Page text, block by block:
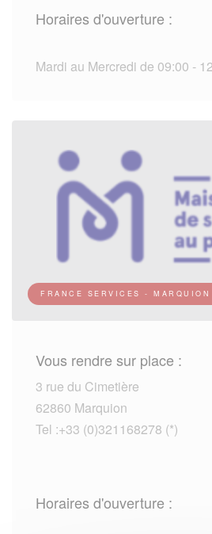
Horaires d'ouverture :
Mardi au Mercredi de 09:00 -
FRANCE SERVICES - MARQUION
Vous rendre sur place :
3 rue du Cimetière
62860 Marquion
Tel :+33 (0)321168278 (*)
Horaires d'ouverture :